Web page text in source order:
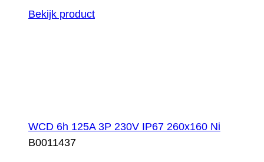
Bekijk product
WCD 6h 125A 3P 230V IP67 260x160 Ni
B0011437